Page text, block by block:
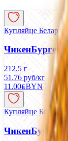
Купляйце
ЧикенБургер
212.5 г
51.76 руб/кг
11.00BYNBYN
Купляйце
ЧикенБургер